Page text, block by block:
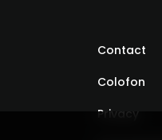
Contact
Colofon
Privacy